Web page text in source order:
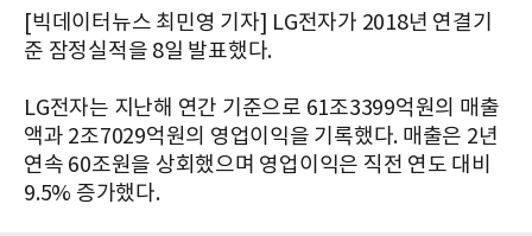
[빅데이터뉴스 최민영 기자] LG전자가 2018년 연결기
준 잠정실적을 8일 발표했다.
LG전자는 지난해 연간 기준으로 61조3399억원의 매출
액과 2조7029억원의 영업이익을 기록했다. 매출은 2년
연속 60조원을 상회했으며 영업이익은 직전 연도 대비
9.5% 증가했다.